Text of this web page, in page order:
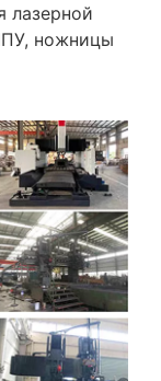
лазерной
ножницы